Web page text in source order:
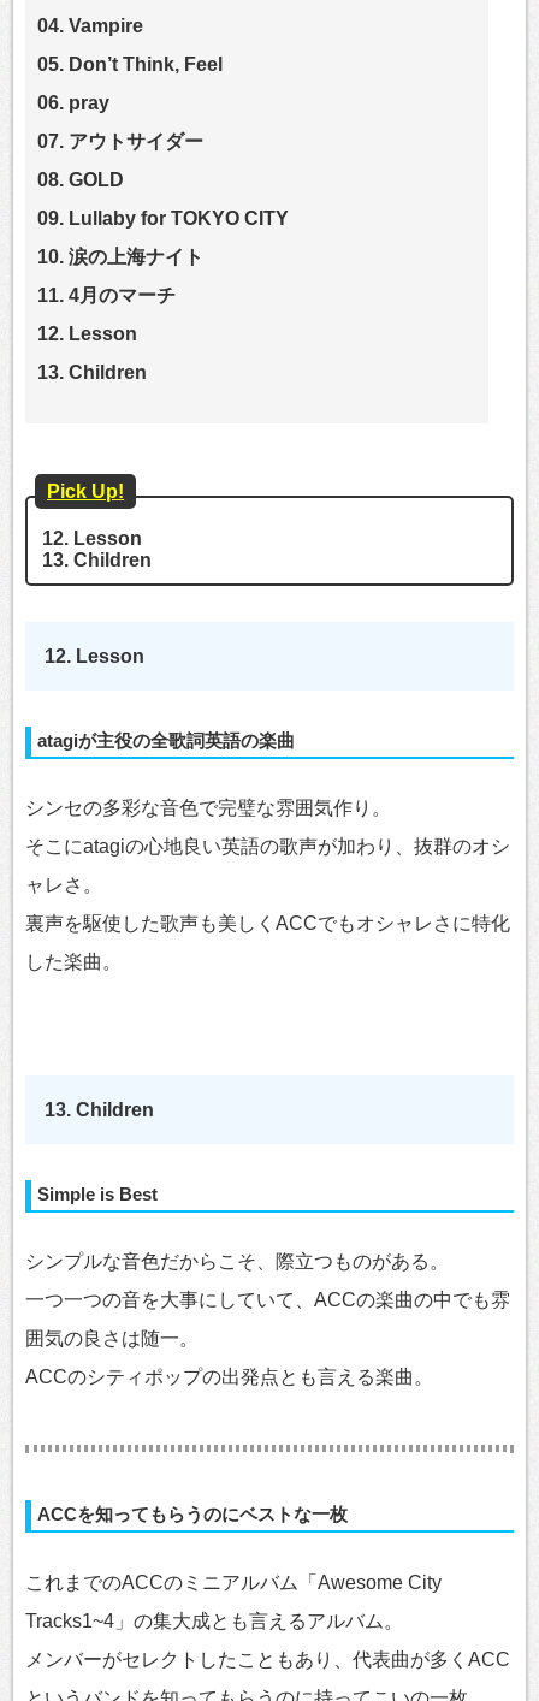
04. Vampire
05. Don’t Think, Feel
06. pray
07. アウトサイダー
08. GOLD
09. Lullaby for TOKYO CITY
10. 涙の上海ナイト
11. 4月のマーチ
12. Lesson
13. Children
Pick Up!
12. Lesson
13. Children
12. Lesson
atagiが主役の全歌詞英語の楽曲
シンセの多彩な音色で完璧な雰囲気作り。
そこにatagiの心地良い英語の歌声が加わり、抜群のオシ
ャレさ。
裏声を駆使した歌声も美しくACCでもオシャレさに特化
した楽曲。
13. Children
Simple is Best
シンプルな音色だからこそ、際立つものがある。
一つ一つの音を大事にしていて、ACCの楽曲の中でも雰
囲気の良さは随一。
ACCのシティポップの出発点とも言える楽曲。
ACCを知ってもらうのにベストな一枚
これまでのACCのミニアルバム「Awesome City
Tracks1~4」の集大成とも言えるアルバム。
メンバーがセレクトしたこともあり、代表曲が多くACC